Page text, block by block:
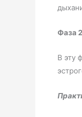
Фаза 2
В эту